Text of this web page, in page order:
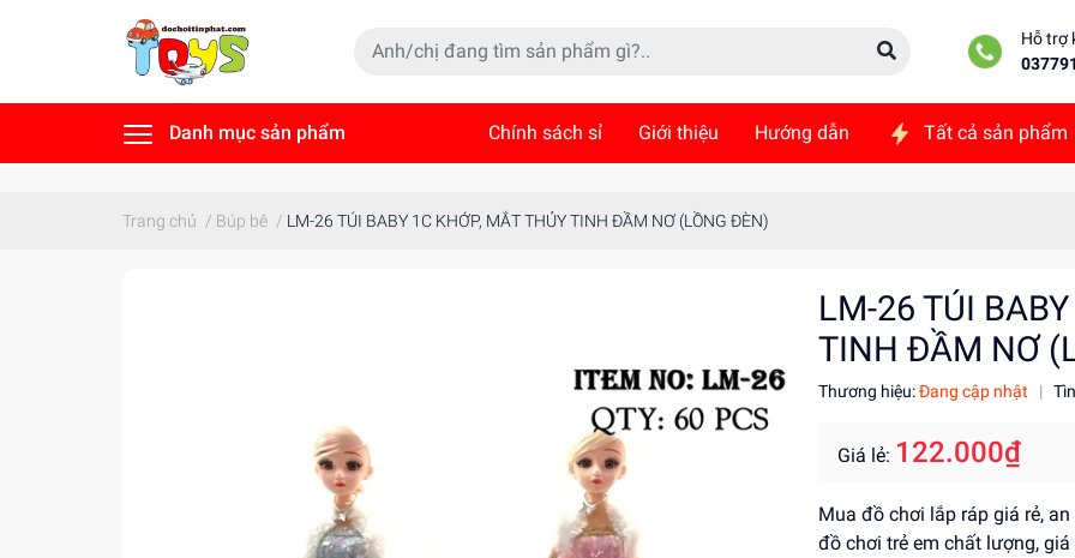
Hỗ trợ
Danh mục sản phẩm Chính sách sỉ Giới thiệu Hướng dẫn Tất cả sản phẩm
Trang chủ / Búp bê / LM-26 TÚI BABY 1C KHỚP, MẮT THỦY TINH ĐẦM NƠ (LỒNG ĐÈN)
LM-26 TÚI
TINH ĐẦM NƠ
Thương hiệu:Đang cập nhật |
Giá lẻ: 122.000₫
Mua đồ chơi lắp ráp giá rẻ,
đồ chơi trẻ em chất lượng,